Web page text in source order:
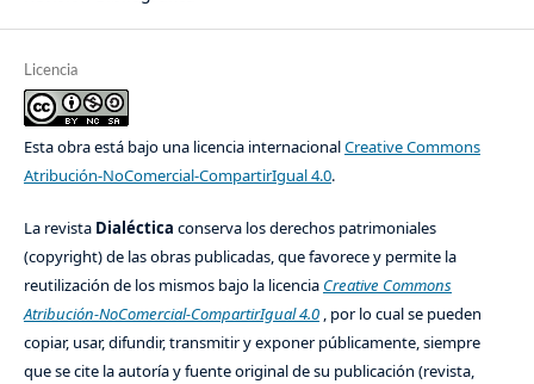
Licencia
Esta obra está bajo una licencia internacionalCreative Commons
Atribución-NoComercial-CompartirIgual 4.0.
La revista Dialéctica conserva los derechos patrimoniales
(copyright) de las obras publicadas, que favorece y permite la
reutilización de los mismos bajo la licencia Creative Commons
Atribución-NoComercial-CompartirIgual 4.0, por lo cual se pueden
copiar, usar, difundir, transmitir y exponer públicamente, siempre
que se cite la autoría y fuente original de su publicación (revista,